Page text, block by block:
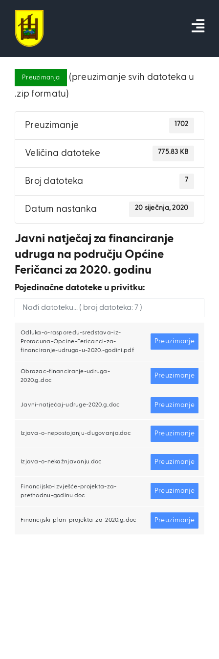
content
Preuzimanja
(preuzimanje svih datoteka u
.zip formatu)
Preuzimanje 1702
Veličina datoteke 775.83 KB
Broj datoteka 7
Datum nastanka 20 siječnja, 2020
Javni natječaj za financiranje
udruga na području Općine
Feričanci za 2020. godinu
Pojedinačne datoteke u privitku:
Odluka-o-rasporedu-sredstava-iz-
Proracuna-Opcine-Fericanci-za-
financiranje-udruga-u-2020.-godini.pdf
Preuzimanje
Obrazac-financiranje-udruga-
2020.g..doc
Preuzimanje
Javni-natječaj-udruge-2020.g..doc Preuzimanje
Izjava-o-nepostojanju-dugovanja.doc Preuzimanje
Izjava-o-nekažnjavanju.doc Preuzimanje
Financijsko-izvješće-projekta-za-
prethodnu-godinu.doc
Preuzimanje
Financijski-plan-projekta-za-2020.g..doc Preuzimanje